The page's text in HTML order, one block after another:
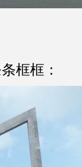
框框：